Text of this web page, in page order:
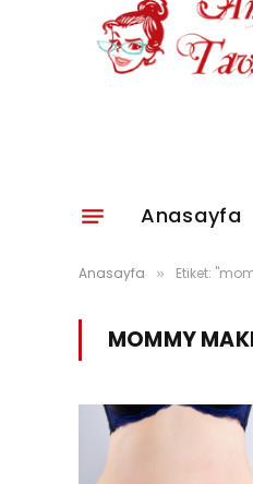
Anasayfa
Anasayfa » Etiket:
MOMMY